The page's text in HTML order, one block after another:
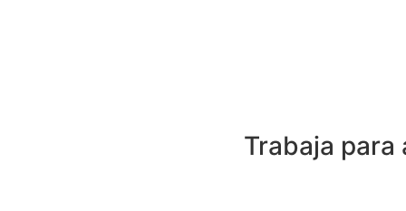
Trabaja para